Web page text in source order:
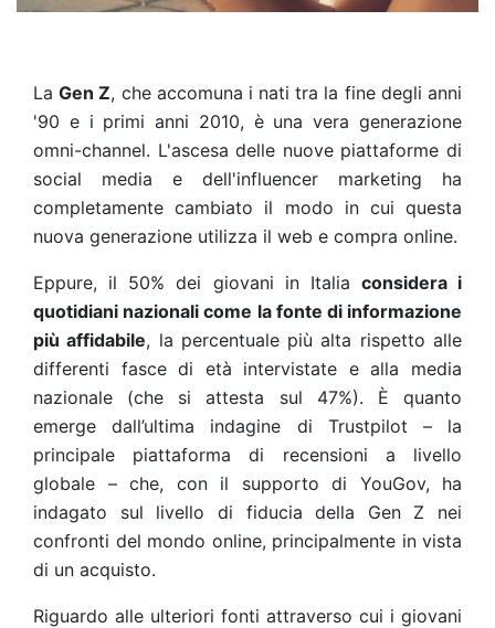
LaGen Z, che accomuna i nati tra la fine degli anni
'90 e i primi anni 2010, è una vera generazione
omni-channel. L'ascesa delle nuove piattaforme di
social media e dell'influencer marketing ha
completamente cambiato il modo in cui questa
nuova generazione utilizza il web e compra online.
Eppure, il 50% dei giovani in Italia considera i
quotidiani nazionali come la fonte di informazione
più affidabile, la percentuale più alta rispetto alle
differenti fasce di età intervistate e alla media
nazionale (che si attesta sul 47%). È quanto
emerge dall’ultima indagine di Trustpilot – la
principale piattaforma di recensioni a livello
globale – che, con il supporto di YouGov, ha
indagato sul livello di fiducia della Gen Z nei
confronti del mondo online, principalmente in vista
di un acquisto.
Riguardo alle ulteriori fonti attraverso cui i giovani